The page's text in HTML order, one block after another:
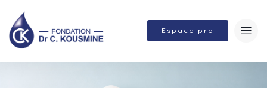
Espace pro